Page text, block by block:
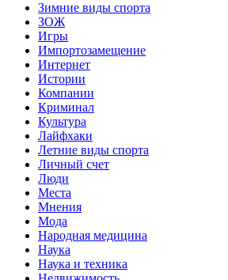
Зимние виды спорта
ЗОЖ
Игры
Импортозамещение
Интернет
Истории
Компании
Криминал
Культура
Лайфхаки
Летние виды спорта
Личный счет
Люди
Места
Мнения
Мода
Народная медицина
Наука
Наука и техника